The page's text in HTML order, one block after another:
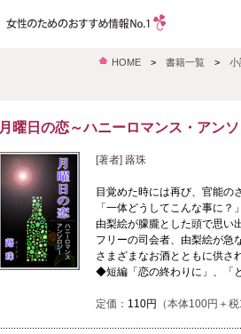
HOME > 書籍一覧 > 小
月曜日の恋～ハニーロマンス・アン
[著者] 蕗珠
目覚めた時には再び、官能の
「一体どうしてこんな事に？」
由梨絵が朦朧とした頭で思い
フリーの司会者、由梨絵が急
さまざまなお酒とともに供さ
◆短編「恋の終わりに」、「
定価： 110円 （本体100円＋税